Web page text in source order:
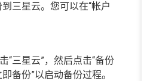
三星云。您可以在“帐户
“三星云”，然后点击“备份
备份”以启动备份过程。